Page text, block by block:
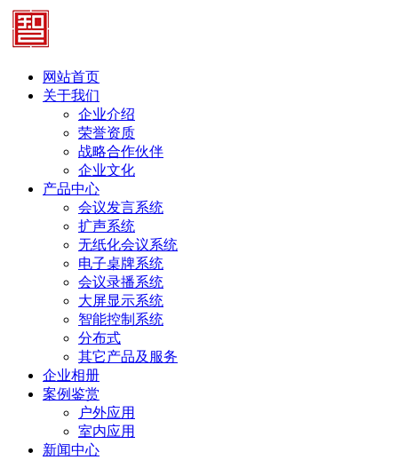
网站首页
关于我们
企业介绍
荣誉资质
战略合作伙伴
企业文化
产品中心
会议发言系统
扩声系统
无纸化会议系统
电子桌牌系统
会议录播系统
大屏显示系统
智能控制系统
分布式
其它产品及服务
企业相册
案例鉴赏
户外应用
室内应用
新闻中心